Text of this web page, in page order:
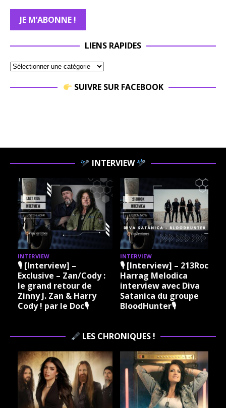
LIENS RAPIDES
SUIVRE SUR FACEBOOK
INTERVIEW
INTERVIEW
🎙 [Interview] –
Exclusive – Zan/Cody :
le grand retour de
Zinny J. Zan & Harry
Cody ! par le Doc🎙
INTERVIEW
🎙 [Interview] – 213Rock
Harrag Melodica
interview avec Diva
Satanica du groupe
BloodHunter🎙
LES CHRONIQUES !